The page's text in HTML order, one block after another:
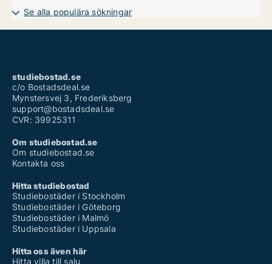
Se alla populära sökningar
studiebostad.se
c/o Bostadsdeal.se
Mynstersvej 3, Frederiksberg
support@bostadsdeal.se
CVR: 39925311
Om studiebostad.se
Om studiebostad.se
Kontakta oss
Hitta studiebostad
Studiebostäder i Stockholm
Studiebostäder i Göteborg
Studiebostäder i Malmö
Studiebostäder i Uppsala
Hitta oss även här
Hitta villa till salu